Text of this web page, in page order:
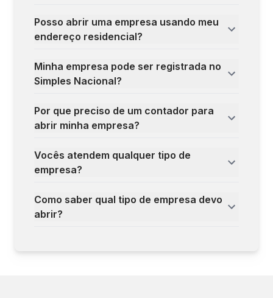
Posso abrir uma empresa usando meu
endereço residencial?
Minha empresa pode ser registrada no
Simples Nacional?
Por que preciso de um contador para
abrir minha empresa?
Vocês atendem qualquer tipo de
empresa?
Como saber qual tipo de empresa devo
abrir?